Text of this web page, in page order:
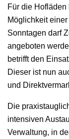
Für die
Möglichkeit
Sonntagen darf
angeboten
betrifft den
Dieser ist nun
und
Die
intensiven
Verwaltung, in